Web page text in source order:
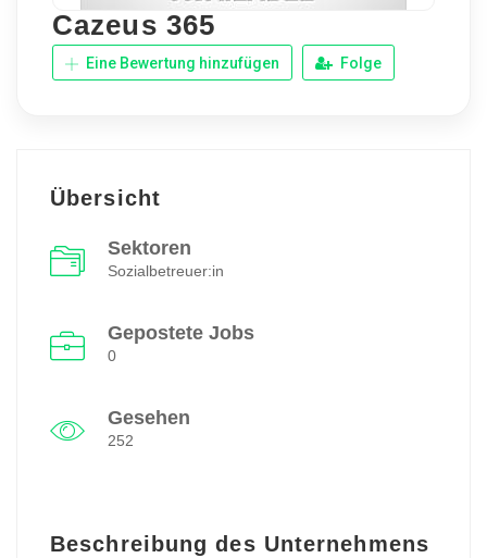
Cazeus 365
Eine Bewertung hinzufügen Folge
Übersicht
Sektoren
Sozialbetreuer:in
Gepostete Jobs
0
Gesehen
252
Beschreibung des Unternehmens